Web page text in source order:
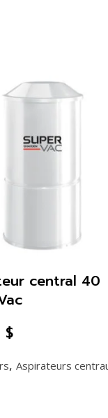
,Aspirateurs
central 40
$